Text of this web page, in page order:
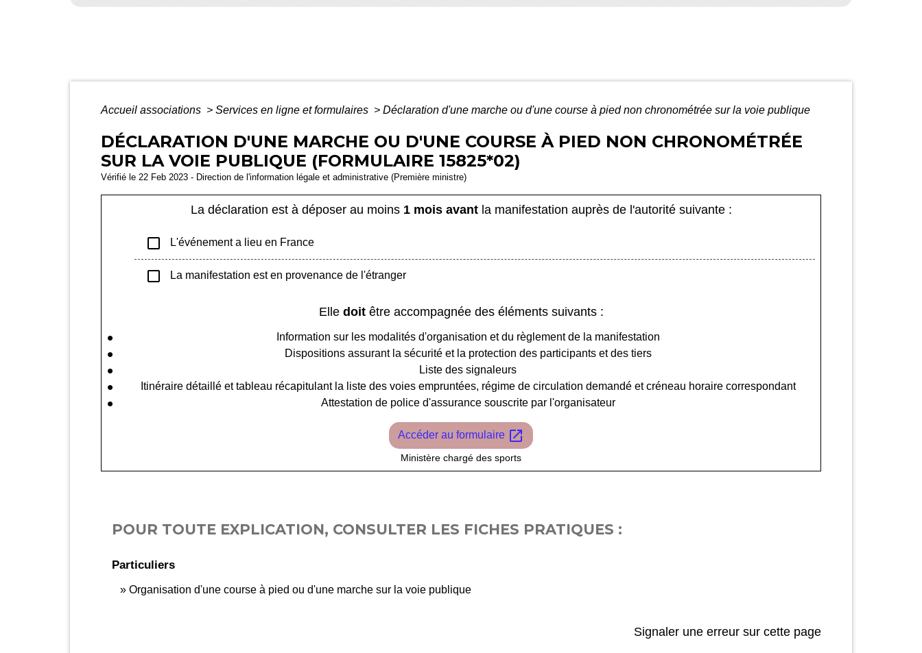
Accueil associations > Services en ligne et formulaires > Déclaration d'une marche ou d'une course à pied non chronométrée sur la voie publique
DÉCLARATION D'UNE MARCHE OU D'UNE COURSE À PIED NON CHRONOMÉTRÉE
SUR LA VOIE PUBLIQUE (FORMULAIRE 15825*02)
Vérifié le 22 Feb 2023 - Direction de l'information légale et administrative (Première ministre)
La déclaration est à déposer au moins 1 mois avantla manifestation auprès de l'autorité suivante :
check_box_outline_blank L'événement a lieu en France
check_box_outline_blank La manifestation est en provenance de l'étranger
Elle doitêtre accompagnée des éléments suivants :
Information sur les modalités d'organisation et du règlement de la manifestation
Dispositions assurant la sécurité et la protection des participants et des tiers
Liste des signaleurs
Itinéraire détaillé et tableau récapitulant la liste des voies empruntées, régime de circulation demandé et créneau horaire correspondant
Attestation de police d'assurance souscrite par l'organisateur
Accéder au formulaire open_in_new
Ministère chargé des sports
POUR TOUTE EXPLICATION, CONSULTER LES FICHES PRATIQUES :
Particuliers
Organisation d'une course à pied ou d'une marche sur la voie publique
Signaler une erreur sur cette page